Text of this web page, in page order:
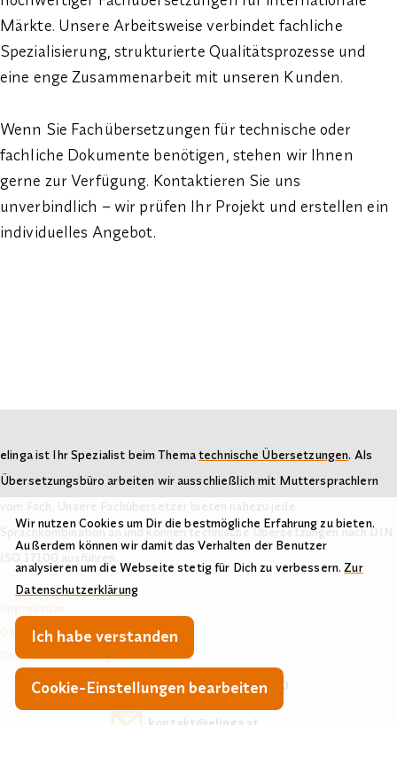
Märkte. Unsere Arbeitsweise verbindet fachliche
Spezialisierung, strukturierte Qualitätsprozesse und
eine enge Zusammenarbeit mit unseren Kunden.
Wenn Sie Fachübersetzungen für technische oder
fachliche Dokumente benötigen, stehen wir Ihnen
gerne zur Verfügung. Kontaktieren Sie uns
unverbindlich – wir prüfen Ihr Projekt und erstellen ein
individuelles Angebot.
elinga ist Ihr Spezialist beim Thematechnische Übersetzungen. Als
Übersetzungsbüro arbeiten wir ausschließlich mit Muttersprachlern
Sprachkombination an und können technische Übersetzungen nach DIN
Datenschutzerklärung
Cookie-Einstellungen
Telefon:
+49 (0)40 22 82 15 49 0
kontakt@elinga.at
Wir nutzen Cookies um Dir die bestmögliche Erfahrung zu bieten.
Außerdem können wir damit das Verhalten der Benutzer
analysieren um die Webseite stetig für Dich zu verbessern.Zur
Datenschutzerklärung
Ich habe verstanden
Cookie-Einstellungen bearbeiten